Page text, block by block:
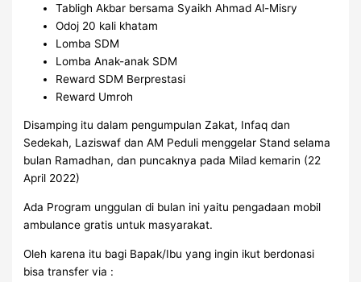
Tabligh Akbar bersama Syaikh Ahmad Al-Misry
Odoj 20 kali khatam
Lomba SDM
Lomba Anak-anak SDM
Reward SDM Berprestasi
Reward Umroh
Disamping itu dalam pengumpulan Zakat, Infaq dan
Sedekah, Laziswaf dan AM Peduli menggelar Stand selama
bulan Ramadhan, dan puncaknya pada Milad kemarin (22
April 2022)
Ada Program unggulan di bulan ini yaitu pengadaan mobil
ambulance gratis untuk masyarakat.
Oleh karena itu bagi Bapak/Ibu yang ingin ikut berdonasi
bisa transfer via :